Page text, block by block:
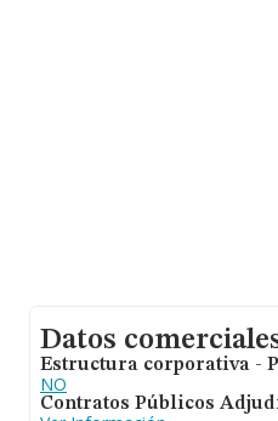
Datos
Estructura corporativa -
NO
Contratos Públicos